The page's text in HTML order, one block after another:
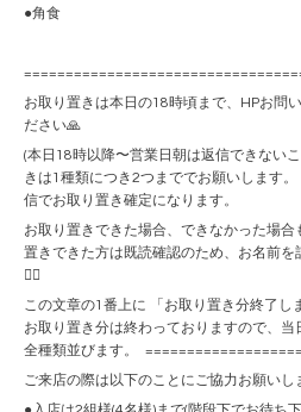
●角食
お取り置きは本日の18時頃まで、HPお問
ださい🙏
(本日18時以降〜営業日朝は返信できない
きは1種類につき2つまででお願いします
信でお取り置き確定になります。
お取り置きできた場合、できなかった場合
置きできた方は既読確認のため、お名前
🙇‍♀️
この文章の1番上に 「お取り置き分終了し
お取り置き分は終わっておりますので、
全種類並びます。
ご来店の際は以下のことにご協力お願いし